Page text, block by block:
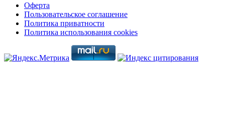
Оферта
Пользовательское соглашение
Политика приватности
Политика использования cookies